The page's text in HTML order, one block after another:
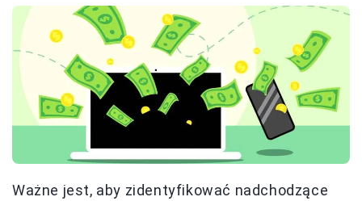
Ważne jest, aby zidentyfikować nadchodzące